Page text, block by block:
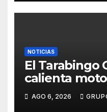
NOTICIAS
El Tarabingo
calienta
nueva
sorpresas
AGO 6, 2026